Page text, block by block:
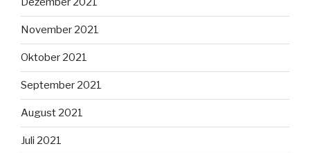
November 2021
Oktober 2021
September 2021
August 2021
Juli 2021